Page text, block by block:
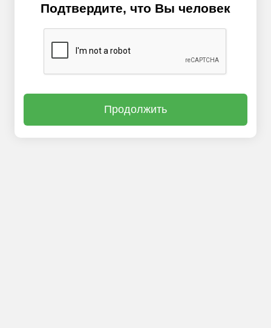
Подтвердите, что Вы человек
Продолжить